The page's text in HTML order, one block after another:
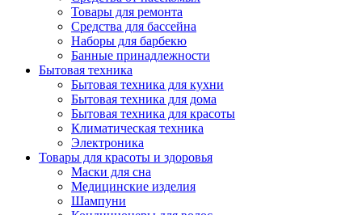
Товары для ремонта
Средства для бассейна
Наборы для барбекю
Банные принадлежности
Бытовая техника
Бытовая техника для кухни
Бытовая техника для дома
Бытовая техника для красоты
Климатическая техника
Электроника
Товары для красоты и здоровья
Маски для сна
Медицинские изделия
Шампуни